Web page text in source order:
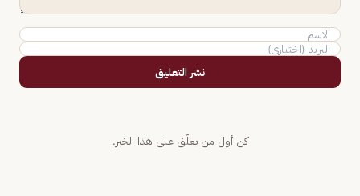
نشر التعليق
كن أول من يعلّق على هذا الخبر.